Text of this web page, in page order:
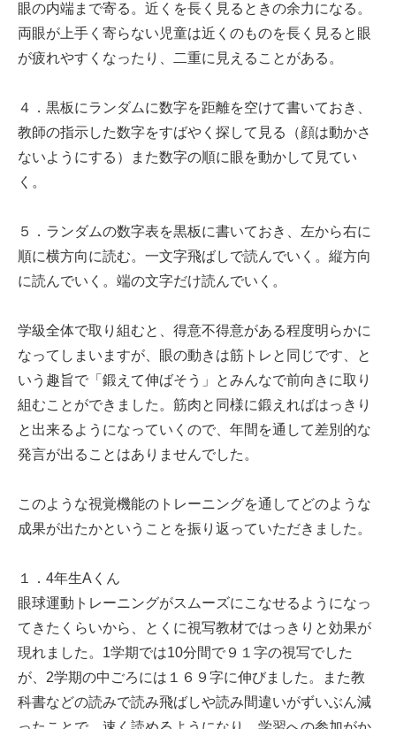
眼の内端まで寄る。近くを長く見るときの余力になる。
両眼が上手く寄らない児童は近くのものを長く見ると眼
が疲れやすくなったり、二重に見えることがある。
４．黒板にランダムに数字を距離を空けて書いておき、
教師の指示した数字をすばやく探して見る（顔は動かさ
ないようにする）また数字の順に眼を動かして見てい
く。
５．ランダムの数字表を黒板に書いておき、左から右に
順に横方向に読む。一文字飛ばしで読んでいく。縦方向
に読んでいく。端の文字だけ読んでいく。
学級全体で取り組むと、得意不得意がある程度明らかに
なってしまいますが、眼の動きは筋トレと同じです、と
いう趣旨で「鍛えて伸ばそう」とみんなで前向きに取り
組むことができました。筋肉と同様に鍛えればはっきり
と出来るようになっていくので、年間を通して差別的な
発言が出ることはありませんでした。
このような視覚機能のトレーニングを通してどのような
成果が出たかということを振り返っていただきました。
１．4年生Aくん
眼球運動トレーニングがスムーズにこなせるようになっ
てきたくらいから、とくに視写教材ではっきりと効果が
現れました。1学期では10分間で９１字の視写でした
が、2学期の中ごろには１６９字に伸びました。また教
科書などの読みで読み飛ばしや読み間違いがずいぶん減